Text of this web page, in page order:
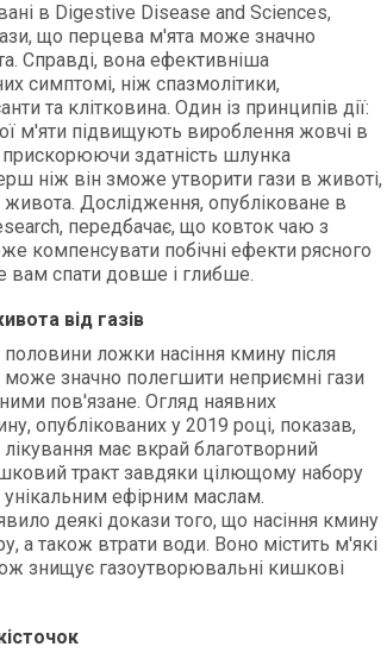
в Digestive Disease and Sciences,
що перцева м'ята може значно
Справді, вона ефективніша
симптомі, ніж спазмолітики,
та клітковина. Один із принципів дії:
м'яти підвищують вироблення жовчі в
здатність шлунка
ніж він зможе утворити гази в животі,
живота. Дослідження, опубліковане в
передбачає, що ковток чаю з
компенсувати побічні ефекти рясного
вам спати довше і глибше.
від газів
ложки насіння кмину після
значно полегшити неприємні гази
пов'язане. Огляд наявних
опублікованих у 2019 році, показав,
має вкрай благотворний
тракт завдяки цілющому набору
ефірним маслам.
деякі докази того, що насіння кмину
а також втрати води. Воно містить м'які
знищує газоутворювальні кишкові